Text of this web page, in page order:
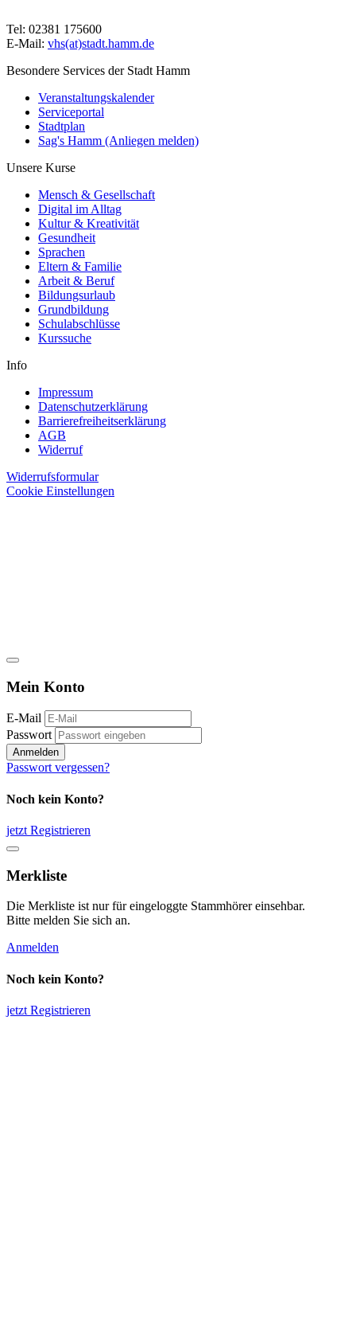
Tel: 02381 175600
E-Mail: vhs(at)stadt.hamm.de
Besondere Services der Stadt Hamm
Veranstaltungskalender
Serviceportal
Stadtplan
Sag's Hamm (Anliegen melden)
Unsere Kurse
Mensch & Gesellschaft
Digital im Alltag
Kultur & Kreativität
Gesundheit
Sprachen
Eltern & Familie
Arbeit & Beruf
Bildungsurlaub
Grundbildung
Schulabschlüsse
Kurssuche
Info
Impressum
Datenschutzerklärung
Barrierefreiheitserklärung
AGB
Widerruf
Widerrufsformular
Cookie Einstellungen
Mein Konto
E-Mail
Passwort
Anmelden
Passwort vergessen?
Noch kein Konto?
jetzt Registrieren
Merkliste
Die Merkliste ist nur für eingeloggte Stammhörer einsehbar.
Bitte melden Sie sich an.
Anmelden
Noch kein Konto?
jetzt Registrieren